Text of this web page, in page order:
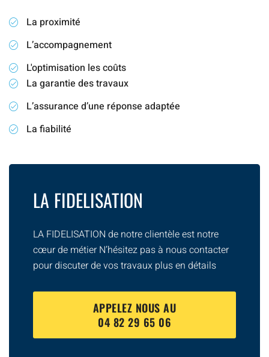
La proximité
L’accompagnement
L'optimisation les coûts
La garantie des travaux
L’assurance d’une réponse adaptée
La fiabilité
LA FIDELISATION
LA FIDELISATION de notre clientèle est notre
cœur de métier N’hésitez pas à nous contacter
pour discuter de vos travaux plus en détails
APPELEZ NOUS AU
04 82 29 65 06